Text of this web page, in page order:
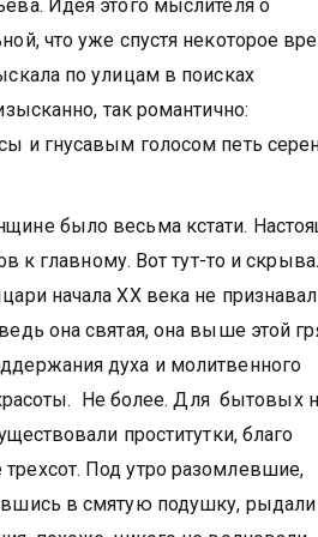
Идея этого мыслителя о
что уже спустя некоторое
по улицам в поисках
так романтично:
и гнусавым голосом петь
было весьма кстати.
к главному. Вот тут-то и
начала ХХ века не
она святая, она выше этой
духа и молитвенного
красоты. Не более. Для бытовых
проститутки, благо
Под утро разомлевшие,
в смятую подушку, рыдали